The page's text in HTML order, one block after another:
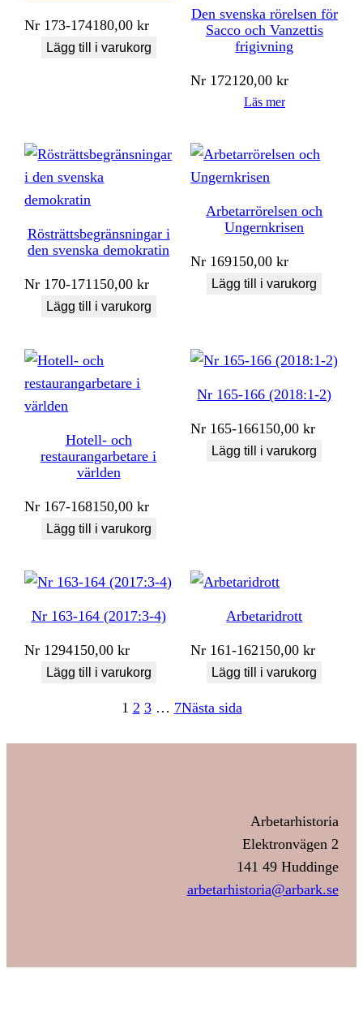
Nr 173-174180,00kr
Lägg till i varukorg
Den svenska rörelsen för
Sacco och Vanzettis
frigivning
Nr 172120,00kr
Läs mer
Rösträttsbegränsningar i
den svenska demokratin
Nr 170-171150,00kr
Lägg till i varukorg
Arbetarrörelsen och
Ungernkrisen
Nr 169150,00kr
Lägg till i varukorg
Hotell- och
restaurangarbetare i
världen
Nr 167-168150,00kr
Lägg till i varukorg
Nr 165-166 (2018:1-2)
Nr 165-166150,00kr
Lägg till i varukorg
Nr 163-164 (2017:3-4)
Nr 1294150,00kr
Lägg till i varukorg
Arbetaridrott
Nr 161-162150,00kr
Lägg till i varukorg
1 2 3 … 7Nästa sida
Arbetarhistoria
Elektronvägen 2
141 49 Huddinge
arbetarhistoria@arbark.se